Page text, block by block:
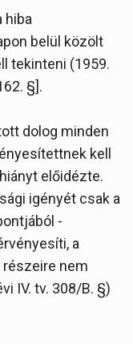
hiba
belül közölt
tekinteni (1959.
§].
dolog minden
kell
előidézte.
igényét csak a
-
a
részeire nem
IV. tv. 308/B. §)